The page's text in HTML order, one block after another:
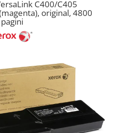
C400/C405
original, 4800
pagini